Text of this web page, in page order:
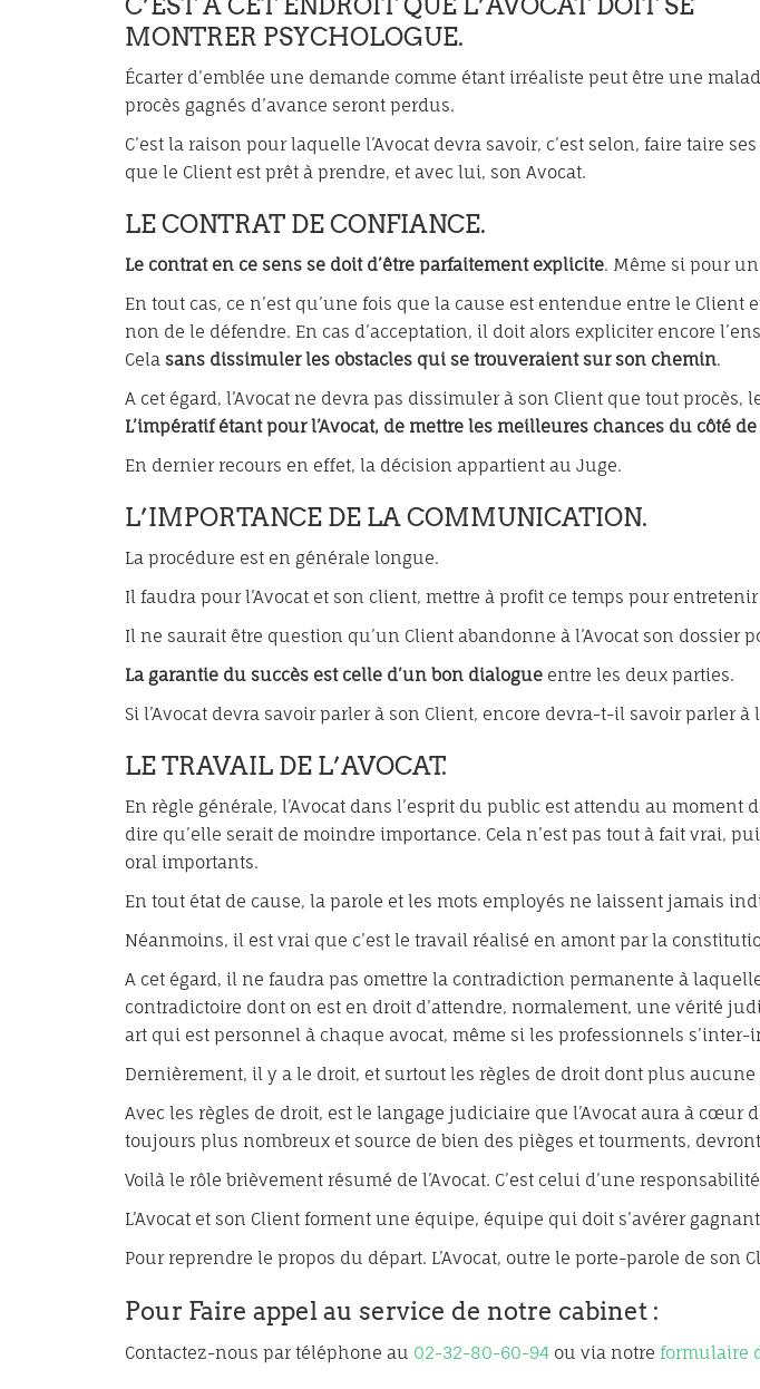
MONTRER PSYCHOLOGUE.
Écarter d’emblée une demande comme étant irréaliste peut être une
procès gagnés d’avance seront perdus.
C’est la raison pour laquelle l’Avocat devra savoir, c’est selon, faire taire
que le Client est prêt à prendre, et avec lui, son Avocat.
LE CONTRAT DE CONFIANCE.
Le contrat en ce sens se doit d’être parfaitement explicite. Même si pour
En tout cas, ce n’est qu’une fois que la cause est entendue entre le Client
non de le défendre. En cas d’acceptation, il doit alors expliciter encore
Cela sans dissimuler les obstacles qui se trouveraient sur son chemin.
A cet égard, l’Avocat ne devra pas dissimuler à son Client que tout
L’impératif étant pour l’Avocat, de mettre les meilleures chances du côté
En dernier recours en effet, la décision appartient au Juge.
L’IMPORTANCE DE LA COMMUNICATION.
La procédure est en générale longue.
Il faudra pour l’Avocat et son client, mettre à profit ce temps pour
Il ne saurait être question qu’un Client abandonne à l’Avocat son dossier
La garantie du succès est celle d’un bon dialogue entre les deux parties.
Si l’Avocat devra savoir parler à son Client, encore devra-t-il savoir parler
LE TRAVAIL DE L’AVOCAT.
En règle générale, l’Avocat dans l’esprit du public est attendu au
dire qu’elle serait de moindre importance. Cela n’est pas tout à fait vrai,
oral importants.
En tout état de cause, la parole et les mots employés ne laissent jamais
Néanmoins, il est vrai que c’est le travail réalisé en amont par la
A cet égard, il ne faudra pas omettre la contradiction permanente à
contradictoire dont on est en droit d’attendre, normalement, une vérité
art qui est personnel à chaque avocat, même si les professionnels
Dernièrement, il y a le droit, et surtout les règles de droit dont plus
Avec les règles de droit, est le langage judiciaire que l’Avocat aura à cœur
toujours plus nombreux et source de bien des pièges et tourments,
Voilà le rôle brièvement résumé de l’Avocat. C’est celui d’une
L’Avocat et son Client forment une équipe, équipe qui doit s’avérer
Pour reprendre le propos du départ. L’Avocat, outre le porte-parole de
Pour Faire appel au service de notre cabinet :
Contactez-nous par téléphone au 02-32-80-60-94 ou via notre formulaire